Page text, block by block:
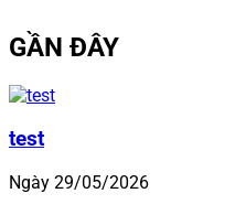
GẦN ĐÂY
test
Ngày 29/05/2026